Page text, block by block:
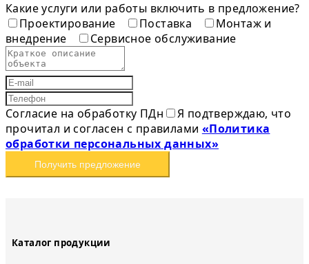
Какие услуги или работы включить в предложение?
Проектирование
Поставка
Монтаж и
внедрение
Сервисное обслуживание
Согласие на обработку ПДн
Я подтверждаю, что
прочитал и согласен с правилами «Политика
обработки персональных данных»
Получить предложение
Каталог продукции